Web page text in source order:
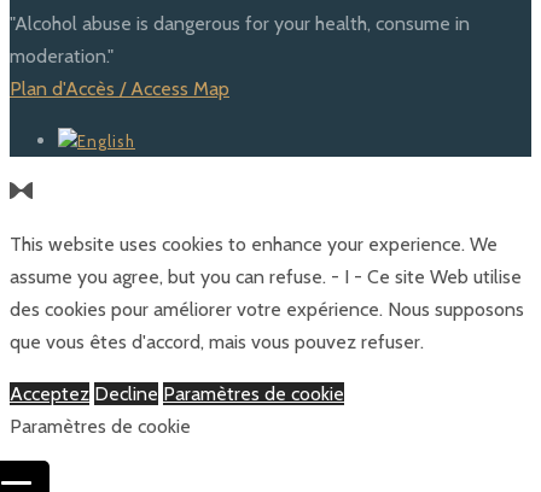
"Alcohol abuse is dangerous for your health, consume in
moderation."
Plan d'Accès / Access Map
This website uses cookies to enhance your experience. We
assume you agree, but you can refuse. - I - Ce site Web utilise
des cookies pour améliorer votre expérience. Nous supposons
que vous êtes d'accord, mais vous pouvez refuser.
Acceptez Decline Paramètres de cookie
Paramètres de cookie